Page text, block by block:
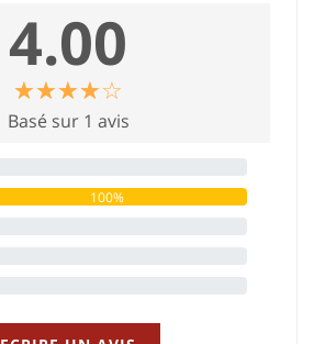
4.00
☆☆☆☆☆
★★★★★
Basé sur 1 avis
100%